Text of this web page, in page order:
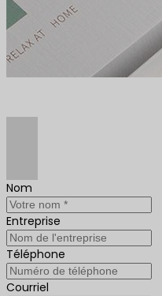
Nom
Entreprise
Téléphone
Courriel